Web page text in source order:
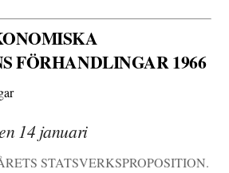
FÖRHANDLINGAR 1966
14 januari
STATSVERKSPROPOSITION.